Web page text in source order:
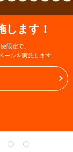
します！
限定で、
ンを実施します。